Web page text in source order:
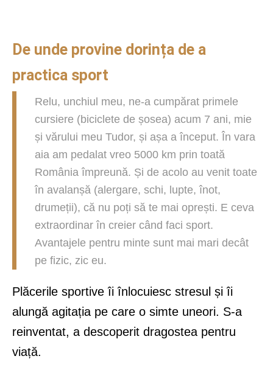
De unde provine dorința de a
practica sport
Relu, unchiul meu, ne-a cumpărat primele
cursiere (biciclete de șosea) acum 7 ani, mie
și vărului meu Tudor, și așa a început. În vara
aia am pedalat vreo 5000 km prin toată
România împreună. Și de acolo au venit toate
în avalanșă (alergare, schi, lupte, înot,
drumeții), că nu poți să te mai oprești. E ceva
extraordinar în creier când faci sport.
Avantajele pentru minte sunt mai mari decât
pe fizic, zic eu.
Plăcerile sportive îi înlocuiesc stresul și îi
alungă agitația pe care o simte uneori. S-a
reinventat, a descoperit dragostea pentru
viață.